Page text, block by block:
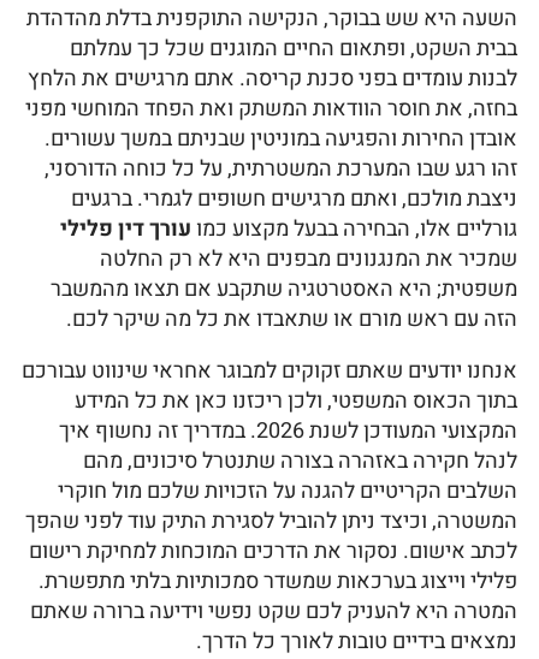
השעה היא שש בבוקר, הנקישה התוקפנית בדלת מהדהדת
בבית השקט, ופתאום החיים המוגנים שכל כך עמלתם
לבנות עומדים בפני סכנת קריסה. אתם מרגישים את הלחץ
בחזה, את חוסר הוודאות המשתק ואת הפחד המוחשי מפני
אובדן החירות והפגיעה במוניטין שבניתם במשך עשורים.
זהו רגע שבו המערכת המשטרתית, על כל כוחה הדורסני,
ניצבת מולכם, ואתם מרגישים חשופים לגמרי. ברגעים
גורליים אלו, הבחירה בבעל מקצוע כמועורך דין פלילי
שמכיר את המנגנונים מבפנים היא לא רק החלטה
משפטית; היא האסטרטגיה שתקבע אם תצאו מהמשבר
הזה עם ראש מורם או שתאבדו את כל מה שיקר לכם.
אנחנו יודעים שאתם זקוקים למבוגר אחראי שינווט עבורכם
בתוך הכאוס המשפטי, ולכן ריכזנו כאן את כל המידע
המקצועי המעודכן לשנת 2026. במדריך זה נחשוף איך
לנהל חקירה באזהרה בצורה שתנטרל סיכונים, מהם
השלבים הקריטיים להגנה על הזכויות שלכם מול חוקרי
המשטרה, וכיצד ניתן להוביל לסגירת התיק עוד לפני שהפך
לכתב אישום. נסקור את הדרכים המוכחות למחיקת רישום
פלילי וייצוג בערכאות שמשדר סמכותיות בלתי מתפשרת.
המטרה היא להעניק לכם שקט נפשי וידיעה ברורה שאתם
נמצאים בידיים טובות לאורך כל הדרך.